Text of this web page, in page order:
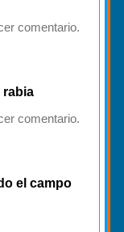
comentario.
rabia
comentario.
el campo